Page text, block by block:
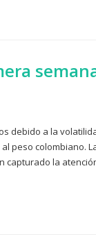
debido a la
peso colombiano.
capturado la